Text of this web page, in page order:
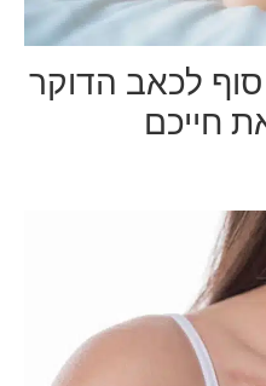
סוף לכאב הדוקר
חייכם